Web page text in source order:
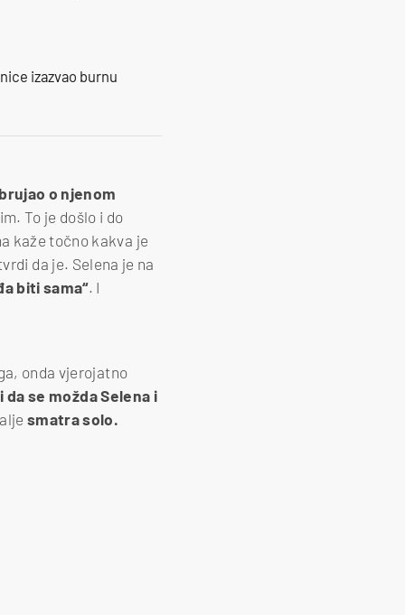
izazvao burnu
o njenom
To je došlo i do
kaže točno kakva je
da je. Selena je na
biti sama“. I
onda vjerojatno
da se možda Selena i
smatra solo.